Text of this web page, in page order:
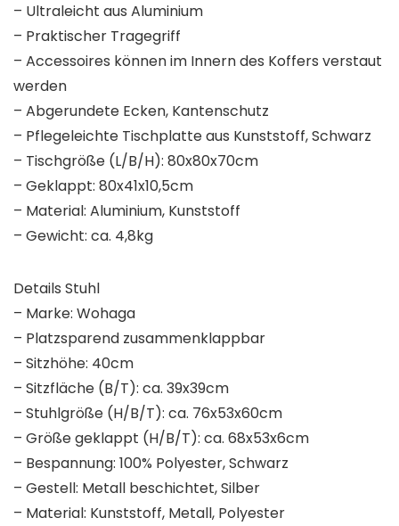
– Ultraleicht aus Aluminium
– Praktischer Tragegriff
– Accessoires können im Innern des Koffers verstaut
werden
– Abgerundete Ecken, Kantenschutz
– Pflegeleichte Tischplatte aus Kunststoff, Schwarz
– Tischgröße (L/B/H): 80x80x70cm
– Geklappt: 80x41x10,5cm
– Material: Aluminium, Kunststoff
– Gewicht: ca. 4,8kg
Details Stuhl
– Marke: Wohaga
– Platzsparend zusammenklappbar
– Sitzhöhe: 40cm
– Sitzfläche (B/T): ca. 39x39cm
– Stuhlgröße (H/B/T): ca. 76x53x60cm
– Größe geklappt (H/B/T): ca. 68x53x6cm
– Bespannung: 100% Polyester, Schwarz
– Gestell: Metall beschichtet, Silber
– Material: Kunststoff, Metall, Polyester